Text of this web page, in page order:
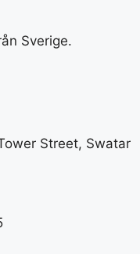
Sverige.
Street, Swatar